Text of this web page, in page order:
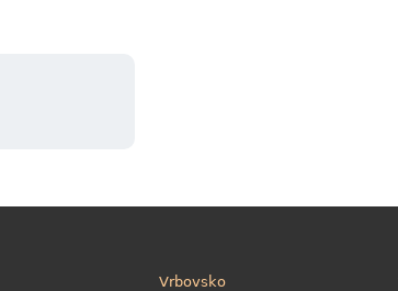
Vrbovsko